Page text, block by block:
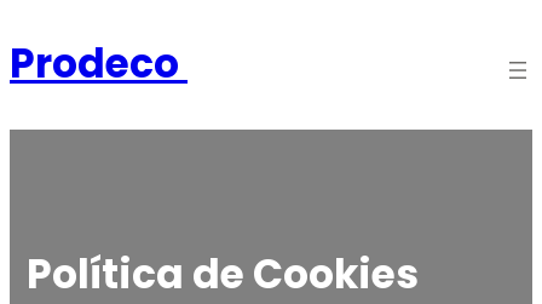
para
o
Prodeco
Política de Cookies